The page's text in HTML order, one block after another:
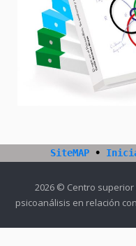
SiteMAP •
2026 © Centro
psicoanálisis en relación